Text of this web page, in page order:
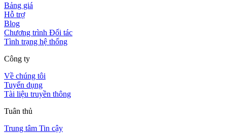
Bảng giá
Hỗ trợ
Blog
Chương trình Đối tác
Tình trạng hệ thống
Công ty
Về chúng tôi
Tuyển dụng
Tài liệu truyền thông
Tuân thủ
Trung tâm Tin cậy